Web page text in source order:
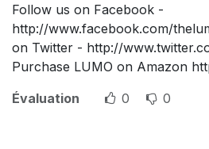
Follow us on Facebook -
http://www.facebook.com/
on Twitter - http://
Purchase LUMO on Amazon
Évaluation
0 0